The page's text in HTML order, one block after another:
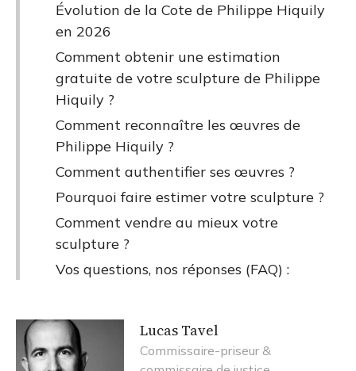
Évolution de la Cote de Philippe Hiquily
en 2026
Comment obtenir une estimation
gratuite de votre sculpture de Philippe
Hiquily ?
Comment reconnaître les œuvres de
Philippe Hiquily ?
Comment authentifier ses œuvres ?
Pourquoi faire estimer votre sculpture ?
Comment vendre au mieux votre
sculpture ?
Vos questions, nos réponses (FAQ) :
Lucas Tavel
Commissaire-priseur &